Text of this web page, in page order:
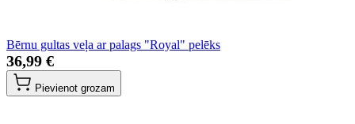
Bērnu gultas veļa ar palags "Royal" pelēks
36,99 €
Pievienot grozam